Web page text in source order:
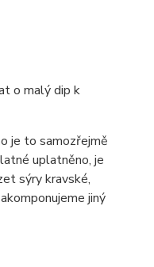
o malý dip k
je to samozřejmě
uplatněno, je
sýry kravské,
jiný